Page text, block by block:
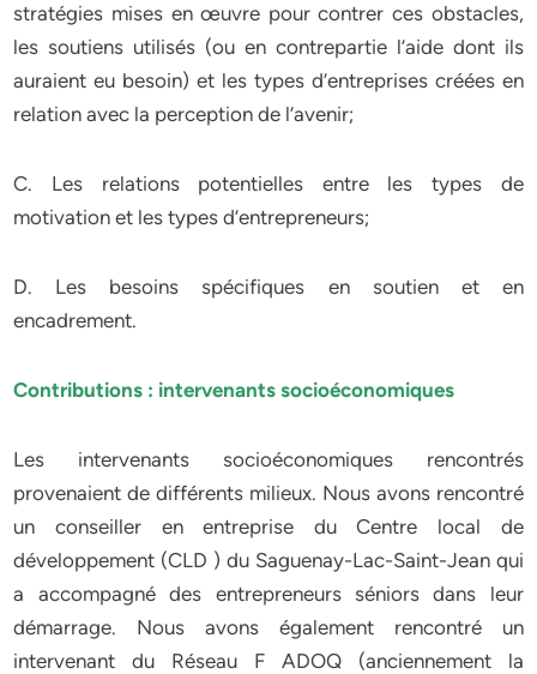
stratégies mises en œuvre pour contrer ces obstacles,
les soutiens utilisés (ou en contrepartie l’aide dont ils
auraient eu besoin) et les types d’entreprises créées en
relation avec la perception de l’avenir;
C. Les relations potentielles entre les types de
motivation et les types d’entrepreneurs;
D. Les besoins spécifiques en soutien et en
encadrement.
Contributions : intervenants socioéconomiques
Les intervenants socioéconomiques rencontrés
provenaient de différents milieux. Nous avons rencontré
un conseiller en entreprise du Centre local de
développement (CLD ) du Saguenay-Lac-Saint-Jean qui
a accompagné des entrepreneurs séniors dans leur
démarrage. Nous avons également rencontré un
intervenant du Réseau F ADOQ (anciennement la